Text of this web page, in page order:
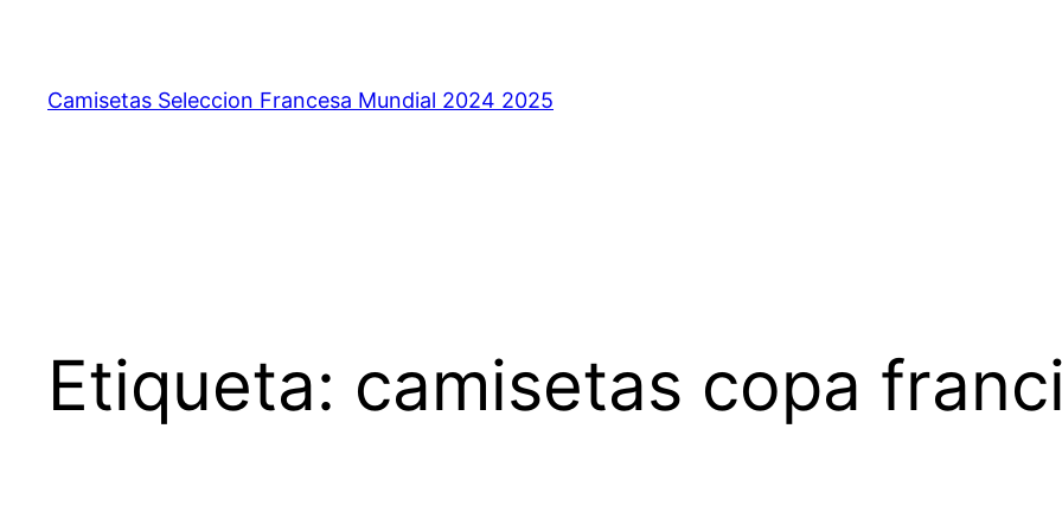
contenido
Camisetas Seleccion Francesa Mundial 2024 2025
Etiqueta: camisetas copa